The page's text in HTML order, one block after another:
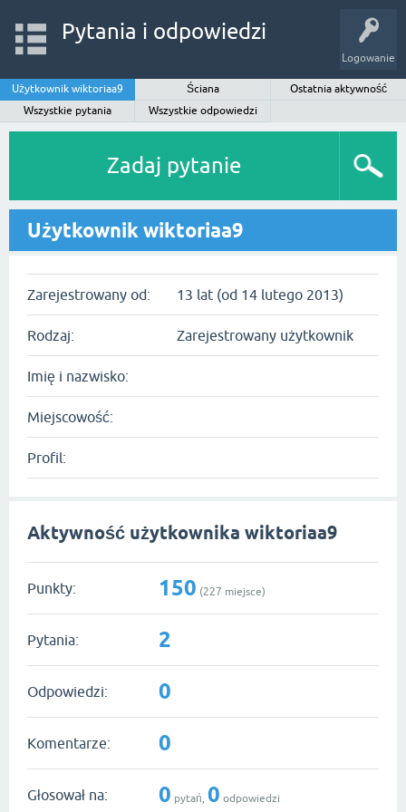
Logowanie
Pytania i odpowiedzi
Użytkownik wiktoriaa9 Ściana
Ostatnia aktywność
Wszystkie pytania
Wszystkie odpowiedzi
Zadaj pytanie
Użytkownik wiktoriaa9
Zarejestrowany od: 13 lat (od 14 lutego 2013)
Rodzaj: Zarejestrowany użytkownik
Imię i nazwisko:
Miejscowość:
Profil:
Aktywność użytkownika wiktoriaa9
Punkty: 150 (227 miejsce)
Pytania: 2
Odpowiedzi: 0
Komentarze: 0
Głosował na: 0 pytań, 0 odpowiedzi